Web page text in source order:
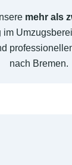
mehr als
im
nach Bremen.